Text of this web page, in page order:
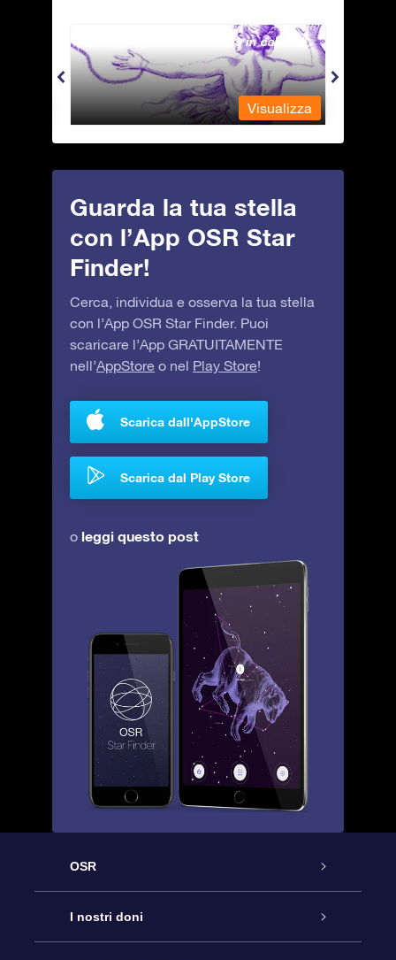
Andromeda - La fanciulla in catene
Visualizza
Guarda la tua stella
con l’App OSR Star
Finder!
Cerca, individua e osserva la tua stella
con l’App OSR Star Finder. Puoi
scaricare l’App GRATUITAMENTE
nell’AppStore o nel Play Store!
Scarica dall'AppStore
Scarica dal Play Store
o leggi questo post
OSR
Assistenza
I nostri doni